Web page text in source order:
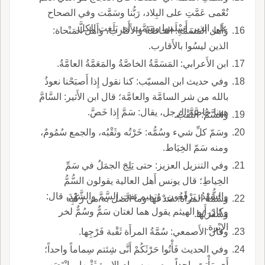
نُعْمى عَمَّتِ على البِلاد، رَبُّنا وسَمَّت وفي الصحاح
على الذين أَسْلَموا وسَمَّت أَي بَلَغت الكلَّ.
وأَهل المَسَمَّةِ: الخاصَّةُ والأَقارب، وأَهل المَنْحاة:
الذين ليسُوا بالأَقارب.
ابن الأَعرابي: المَسَمَّةُ الخاصَّةُ والمَعَمَّةُ العامَّةُ.
وفي حديث ابن المسيّب: كنا نقول إِذا أَصبَحْنا نعوذُ
بالله من شر السامَّة والعامَّة؛ قال ابن الأَثير: السَّامَّ
ههنا خاصَّة الرجل، يقال: سَمَّ إِذا خَصَّ.
والسَّمُّ: الثَّقْبُ.
وسَمّ كلِّ شيء وسُمُّه: خَرْتُه وثَقْبُه، والجمع سُمُومٌ،
ومنه سَمّ الخِيَاط.
وفي التنزيل العزيز: حتى يَلِجَ الجمَلُ في سَمِّ
الخِياطِ؛ قال يونس أَهل العالية يقولون السُّمُّ
والشُّهْدُ، يَرْفَعُون، وتميم تفت السَّمَّ والشَّهْدَ، قال:
وكان أَبو الهيثم يقول هما لغتان سَمٌّ وسُمٌّ لخر
الإِبْرة.
وسُمَّةُ المرأَة: صَدْعُها وما اتَّصل به من رَكَبِه
وشُفْرَيْها.
وقال الأَصمعي: سُمَّةُ المرأَة ثَقْبة فَرْجِها.
وفي الحديث فَأْتُوا حَرْثَكُمْ أَنَّى شِئتم سِماماً واحداً؛